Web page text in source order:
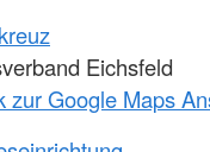
Eichsfeld
zur Google Maps